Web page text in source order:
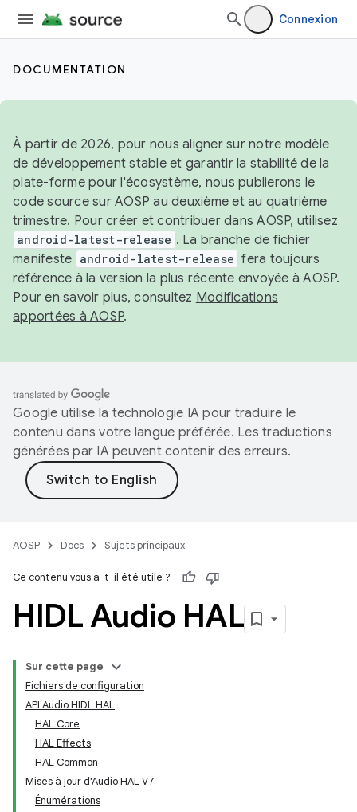
Connexion
DOCUMENTATION
À partir de 2026, pour nous aligner sur notre modèle
de développement stable et garantir la stabilité de la
plate-forme pour l'écosystème, nous publierons le
code source sur AOSP au deuxième et au quatrième
trimestre. Pour créer et contribuer dans AOSP, utilisez
android-latest-release . La branche de fichier
manifeste android-latest-release fera toujours
référence à la version la plus récente envoyée à AOSP.
Pour en savoir plus, consultez Modifications
apportées à AOSP.
Google utilise la technologie IA pour traduire le
contenu dans votre langue préférée. Les traductions
générées par IA peuvent contenir des erreurs.
AOSP Docs Sujets principaux
Ce contenu vous a-t-il été utile ?
HIDL Audio HAL
Sur cette page
Fichiers de configuration
API Audio HIDL HAL
HAL Core
HAL Effects
HAL Common
Mises à jour d'Audio HAL V7
Énumérations